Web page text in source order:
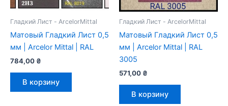
Гладкий Лист - ArcelorMittal
Mатовый Гладкий Лист 0,5
мм | Arcelor Mittal | RAL
784,00 ₴
В корзину
Гладкий Лист - ArcelorMittal
Mатовый Гладкий Лист 0,5
мм | Arcelor Mittal | RAL
3005
571,00 ₴
В корзину